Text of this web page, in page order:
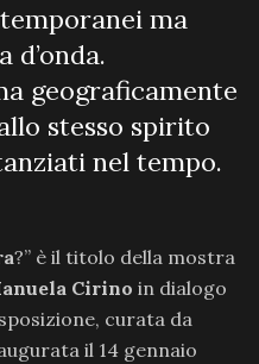
ma
d’onda.
geograficamente
stesso spirito
nel tempo.
?” è il titolo della mostra
Cirino in dialogo
curata da
il 14 gennaio